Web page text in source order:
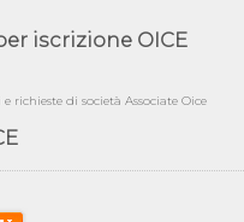
non equivale ad
alla Camera, passa ora al
di consulente
iscrizione OICE
di società Associate Oice